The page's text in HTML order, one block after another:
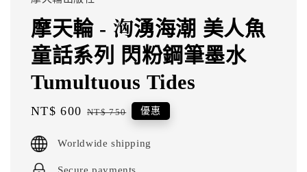
摩天輪 - 洶湧海潮 美人魚
童話系列 閃粉鋼筆墨水
Tumultuous Tides
Sale
NT$ 600 Regular
NT$ 750 優惠
Worldwide shipping